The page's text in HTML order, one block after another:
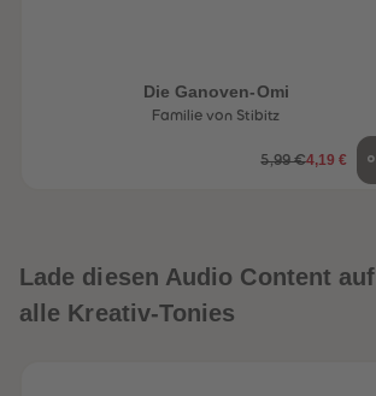
Die Ganoven-Omi
Familie von Stibitz
5,99 €4,19 €
Lade diesen Audio Content auf
alle Kreativ-Tonies